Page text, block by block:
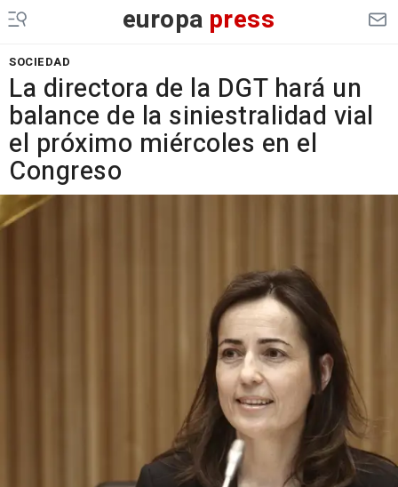
europa press
SOCIEDAD
La directora de la DGT hará un
balance de la siniestralidad vial
el próximo miércoles en el
Congreso